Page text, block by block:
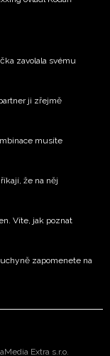
zavolala svému
ji zřejmě
musíte
že na něj
Víte, jak poznat
zapomenete na
Extra s.r.o.